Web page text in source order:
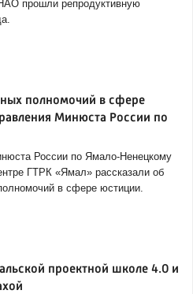
прошли репродуктивную
полномочий в сфере
Минюста России по
России по Ямало-Ненецкому
ГТРК «Ямал» рассказали об
в сфере юстиции.
проектной школе 4.0 и